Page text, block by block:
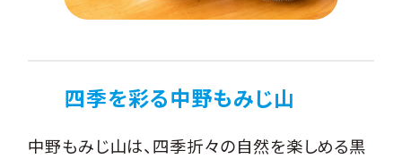
四季を彩る中野もみじ山
中野もみじ山は、四季折々の自然を楽しめる黒